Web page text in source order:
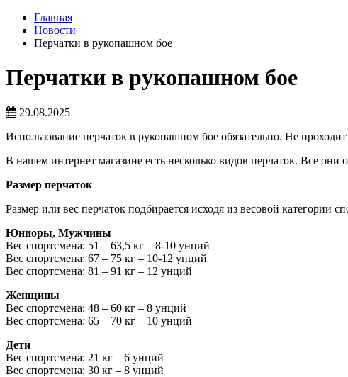
Главная
Новости
Перчатки в рукопашном бое
Перчатки в рукопашном бое
29.08.2025
Использование перчаток в рукопашном бое обязательно. Не
В нашем интернет магазине есть несколько видов перчаток. Все
Размер перчаток
Размер или вес перчаток подбирается исходя из весовой категории
Юниоры, Мужчины
Вес спортсмена: 51 – 63,5 кг – 8-10 унций
Вес спортсмена: 67 – 75 кг – 10-12 унций
Вес спортсмена: 81 – 91 кг – 12 унций
Женщины
Вес спортсмена: 48 – 60 кг – 8 унций
Вес спортсмена: 65 – 70 кг – 10 унций
Дети
Вес спортсмена: 21 кг – 6 унций
Вес спортсмена: 30 кг – 8 унций